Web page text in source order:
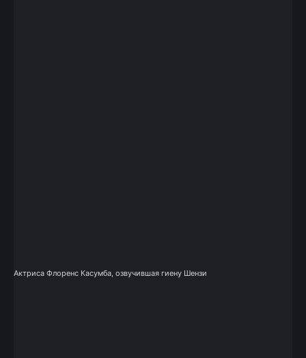
Актриса Флоренс Касумба, озвучившая гиену Шензи